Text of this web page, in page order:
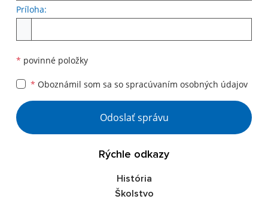
Príloha:
* povinné položky
* Oboznámil som sa so spracúvaním osobných údajov
Google reCaptcha Response
Odoslať správu
Rýchle odkazy
História
Školstvo